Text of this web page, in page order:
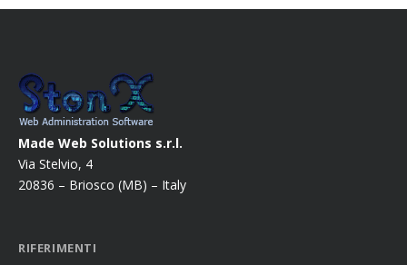
Made Web Solutions s.r.l.
Via Stelvio, 4
20836 – Briosco (MB) – Italy
RIFERIMENTI